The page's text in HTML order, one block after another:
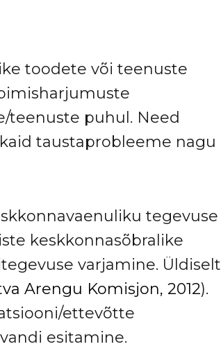
toodete või teenuste
teenuste puhul. Need
taustaprobleeme nagu
tegevuse
keskkonnasõbralike
varjamine. Üldiselt
Arengu Komisjon, 2012).
ettevõtte
esitamine.